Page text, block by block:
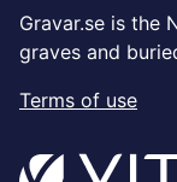
Gravar.se is the
graves and
Terms of use